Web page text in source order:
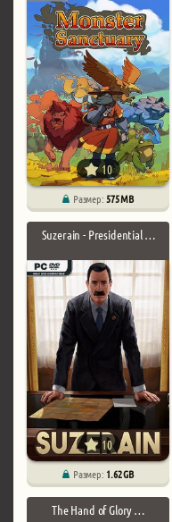
10
Размер:575 MB
Suzerain - Presidential …
10
Размер: 1.62 GB
The Hand of Glory …